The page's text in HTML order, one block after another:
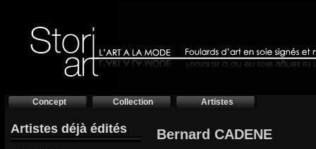
Concept Collection Artistes
Artistes déjà édités Bernard CADENE